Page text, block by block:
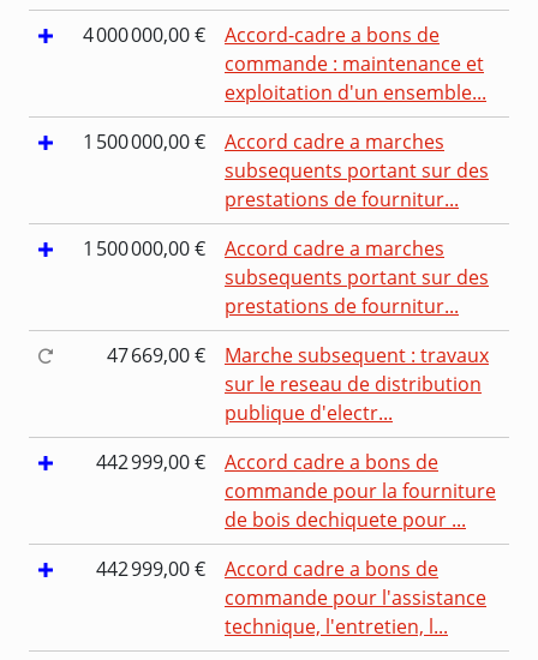
4 000 000,00 €
Accord-cadre a bons de
commande : maintenance et
exploitation d'un ensemble...
1 500 000,00 €
Accord cadre a marches
subsequents portant sur des
prestations de fournitur...
1 500 000,00 €
Accord cadre a marches
subsequents portant sur des
prestations de fournitur...
47 669,00 €
Marche subsequent : travaux
sur le reseau de distribution
publique d'electr...
442 999,00 €
Accord cadre a bons de
commande pour la fourniture
de bois dechiquete pour ...
442 999,00 €
Accord cadre a bons de
commande pour l'assistance
technique, l'entretien, l...